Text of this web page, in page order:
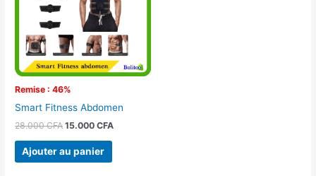
Remise : 46%
Smart Fitness Abdomen
28.000CFA 15.000CFA
Ajouter au panier